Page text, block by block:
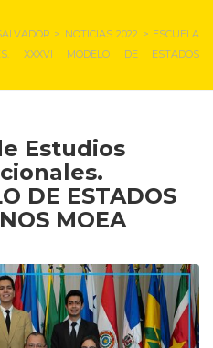
> NOTICIAS 2022 > ESCUELA
XXXVI MODELO DE ESTADOS
Estudios
DE ESTADOS
MOEA